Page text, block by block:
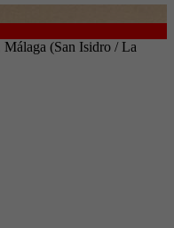
(San Isidro / La